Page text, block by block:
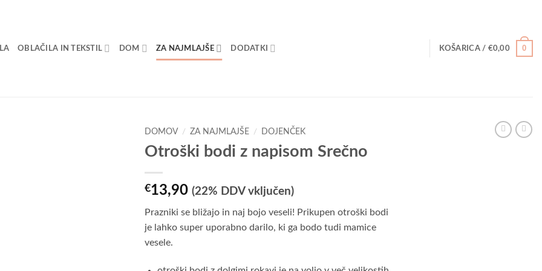
OBLAČILA IN TEKSTIL DOM ZA NAJMLAJŠE DODATKI KOŠARICA / €0,00 0
DOMOV / ZA NAJMLAJŠE / DOJENČEK
Otroški bodi z napisom Srečno
€13,90 (22% DDV vključen)
Prazniki se bližajo in naj bojo veseli! Prikupen otroški bodi
je lahko super uporabno darilo, ki ga bodo tudi mamice
vesele.